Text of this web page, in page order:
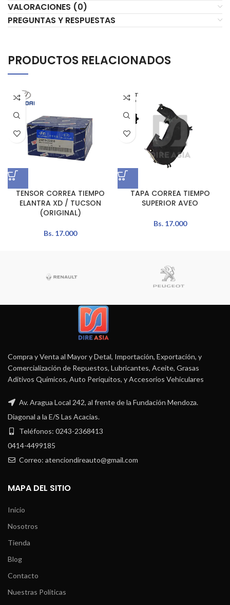
VALORACIONES (0)
PREGUNTAS Y RESPUESTAS
PRODUCTOS RELACIONADOS
TENSOR CORREA TIEMPO
ELANTRA XD / TUCSON
(ORIGINAL)
Bs.17.000
AGOT
ADO
TAPA CORREA TIEMPO
SUPERIOR AVEO
Bs.17.000
Compra y Venta al Mayor y Detal, Importación, Exportación, y
Comercialización de Repuestos, Lubricantes, Aceite, Grasas
Aditivos Químicos, Auto Periquitos, y Accesorios Vehiculares
Av. Aragua Local 242, al frente de la Fundación Mendoza.
Diagonal a la E/S Las Acacias.
Teléfonos: 0243-2368413
0414-4499185
Correo: atenciondireauto@gmail.com
MAPA DEL SITIO
Inicio
Nosotros
Tienda
Blog
Contacto
Nuestras Políticas